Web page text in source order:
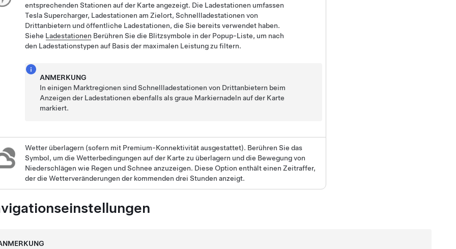
entsprechenden Stationen auf der Karte angezeigt. Die Ladestationen umfassen
Tesla Supercharger, Ladestationen am Zielort, Schnellladestationen von
Drittanbietern und öffentliche Ladestationen, die Sie bereits verwendet haben.
Siehe Ladestationen Berühren Sie die Blitzsymbole in der Popup-Liste, um nach
den Ladestationstypen auf Basis der maximalen Leistung zu filtern.
ANMERKUNG
In einigen Marktregionen sind Schnellladestationen von Drittanbietern beim
Anzeigen der Ladestationen ebenfalls als graue Markiernadeln auf der Karte
markiert.
Wetter überlagern (sofern mit Premium-Konnektivität ausgestattet). Berühren Sie das
Symbol, um die Wetterbedingungen auf der Karte zu überlagern und die Bewegung von
Niederschlägen wie Regen und Schnee anzuzeigen. Diese Option enthält einen Zeitraffer,
der die Wetterveränderungen der kommenden drei Stunden anzeigt.